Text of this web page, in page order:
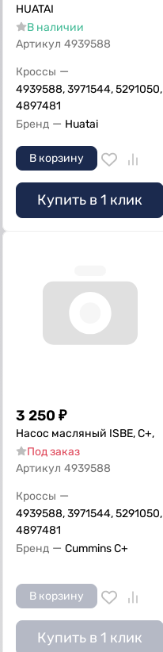
HUATAI
В наличии
Артикул 4939588
Кроссы —
4939588, 3971544, 5291050,
4897481
Бренд — Huatai
В корзину
Купить в 1 клик
3 250 ₽
Насос масляный ISBE, С+,
Под заказ
Артикул 4939588
Кроссы —
4939588, 3971544, 5291050,
4897481
Бренд — Cummins C+
В корзину
Купить в 1 клик